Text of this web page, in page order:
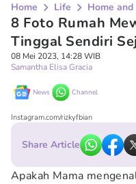
Home Life Home
8 Foto Rumah
Tinggal Sendiri
08 Mei 2023, 14:28 WIB
Samantha Elisa Gracia
News Channel
Instagram.com/rizkyfbian
Share Article
Apakah Mama